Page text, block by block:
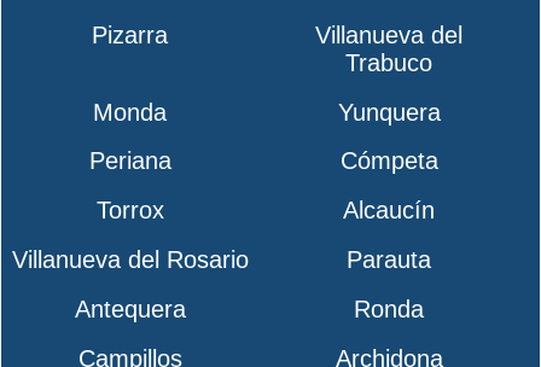
Pizarra
Villanueva del
Trabuco
Monda
Yunquera
Periana
Cómpeta
Torrox
Alcaucín
Villanueva del Rosario
Parauta
Antequera
Ronda
Campillos
Archidona